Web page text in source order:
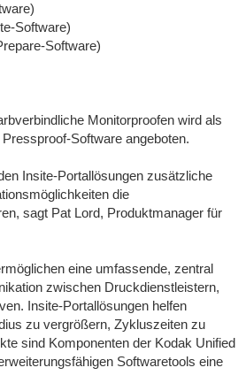
Software)
Software)
Monitorproofen wird als
Software angeboten.
Insite-Portallösungen zusätzliche
die
sagt Pat Lord, Produktmanager für
eine umfassende, zentral
zwischen Druckdienstleistern,
Insite-Portallösungen helfen
zu vergrößern, Zykluszeiten zu
sind Komponenten der Kodak Unified
Softwaretools eine